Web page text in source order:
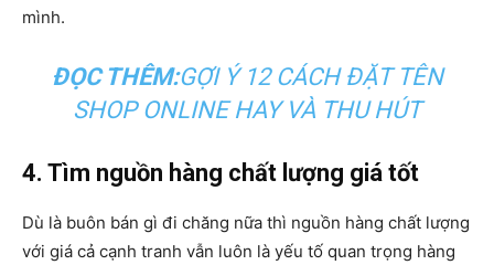
mình.
ĐỌC THÊM:GỢI Ý 12 CÁCH ĐẶT TÊN
SHOP ONLINE HAY VÀ THU HÚT
4. Tìm nguồn hàng chất lượng giá tốt
Dù là buôn bán gì đi chăng nữa thì nguồn hàng chất lượng
với giá cả cạnh tranh vẫn luôn là yếu tố quan trọng hàng